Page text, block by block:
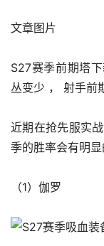
文章图片
S27赛季前期塔
丛变少 ， 射手前
近期在抢先服实
季的胜率会有明显
（1）伽罗